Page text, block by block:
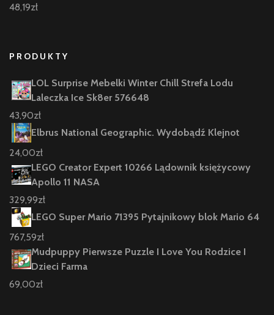
48,19zł
PRODUKTY
LOL Surprise Mebelki Winter Chill Strefa Lodu
Laleczka Ice Sk8er 576648
43,90zł
Elbrus National Geographic. Wydobądź Klejnot
24,00zł
LEGO Creator Expert 10266 Lądownik księżycowy
Apollo 11 NASA
329,99zł
LEGO Super Mario 71395 Pytajnikowy blok Mario 64
767,59zł
Mudpuppy Pierwsze Puzzle I Love You Rodzice I
Dzieci Farma
69,00zł